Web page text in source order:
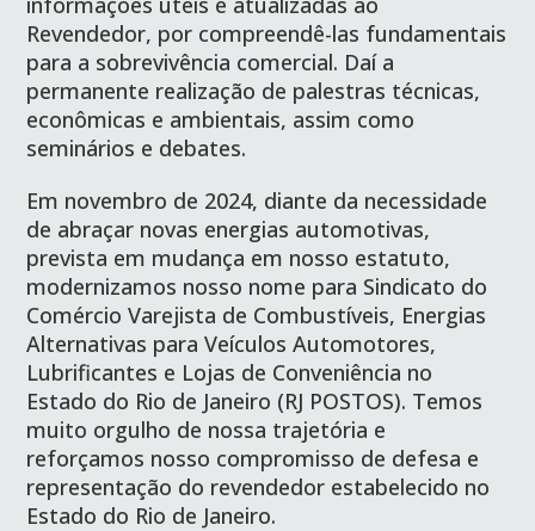
Revendedor, por compreendê-las fundamentais
para a sobrevivência comercial. Daí a
permanente realização de palestras técnicas,
econômicas e ambientais, assim como
seminários e debates.
Em novembro de 2024, diante da necessidade
de abraçar novas energias automotivas,
prevista em mudança em nosso estatuto,
modernizamos nosso nome para Sindicato do
Comércio Varejista de Combustíveis, Energias
Alternativas para Veículos Automotores,
Lubrificantes e Lojas de Conveniência no
Estado do Rio de Janeiro (RJ POSTOS). Temos
muito orgulho de nossa trajetória e
reforçamos nosso compromisso de defesa e
representação do revendedor estabelecido no
Estado do Rio de Janeiro.